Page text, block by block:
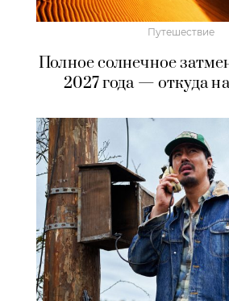
Путешествие
Полное солнечное
2027 года — откуда